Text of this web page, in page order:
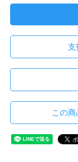
支
この